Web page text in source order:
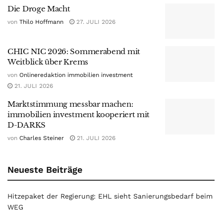
Die Droge Macht
von Thilo Hoffmann 27. JULI 2026
CHIC NIC 2026: Sommerabend mit
Weitblick über Krems
von Onlineredaktion immobilien investment
21. JULI 2026
Marktstimmung messbar machen:
immobilien investment kooperiert mit
D-DARKS
von Charles Steiner 21. JULI 2026
Neueste Beiträge
Hitzepaket der Regierung: EHL sieht Sanierungsbedarf beim
WEG